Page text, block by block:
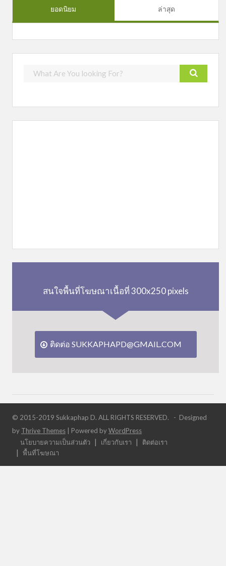
ยอดนิยม ล่าสุด
สนใจพื้นที่โฆษณาเนื้อที่ 300x250 pixels
ติดต่อ SUKKAPHAPD@GMAIL.COM
© 2015-2019 Sukkaphap D. ALL RIGHTS RESERVED. - Designed
by Thrive Themes | Powered byWordPress
นโยบายความเป็นส่วนตัว เกี่ยวกับเรา
ติดต่อเรา
พื้นที่โฆษณา